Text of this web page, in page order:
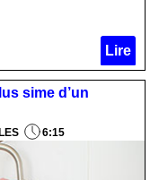
Lire
sime d’un
6:15